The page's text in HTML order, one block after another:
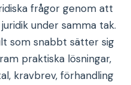
frågor genom att
under samma tak.
som snabbt sätter sig
praktiska lösningar,
kravbrev, förhandling